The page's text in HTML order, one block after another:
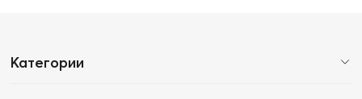
Категории